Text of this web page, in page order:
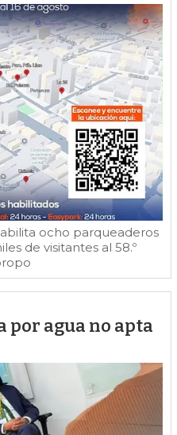
ocho parqueaderos
de visitantes al 58.º
agua no apta